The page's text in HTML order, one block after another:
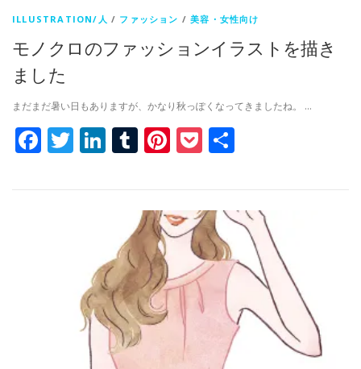
ILLUSTRATION/人 / ファッション /美容・女性向け
モノクロのファッションイラストを描き
ました
まだまだ暑い日もありますが、かなり秋っぽくなってきましたね。 …
Facebook
Twitter
LinkedIn
Tumblr
Pinterest
Pocket